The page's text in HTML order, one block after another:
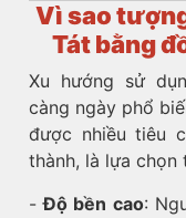
Vì sao
Tát bằng
Xu hướng sử
càng ngày phổ
được nhiều tiêu
thành, là lựa
-Độ bền cao: